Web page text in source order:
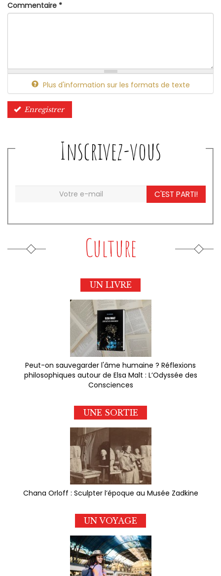
Commentaire *
Plus d'information sur les formats de texte
Enregistrer
Inscrivez-vous
C'EST PARTI!
Culture
UN LIVRE
Peut-on sauvegarder l'âme humaine ? Réflexions
philosophiques autour de Elsa Malt : L’Odyssée des
Consciences
UNE SORTIE
Chana Orloff : Sculpter l’époque au Musée Zadkine
UN VOYAGE